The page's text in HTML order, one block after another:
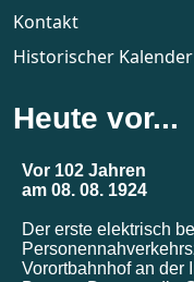
Kontakt
Historischer Kalender
Heute vor...